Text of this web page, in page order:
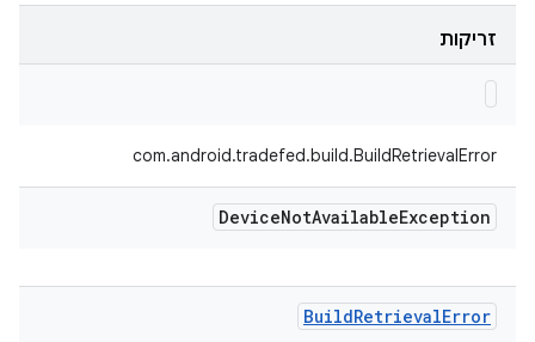
זריקות
com.android.tradefed.build.BuildRetrievalError
DeviceNotAvailableException
BuildRetrievalError